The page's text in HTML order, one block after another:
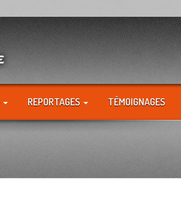
REPORTAGES TÉMOIGNAGES